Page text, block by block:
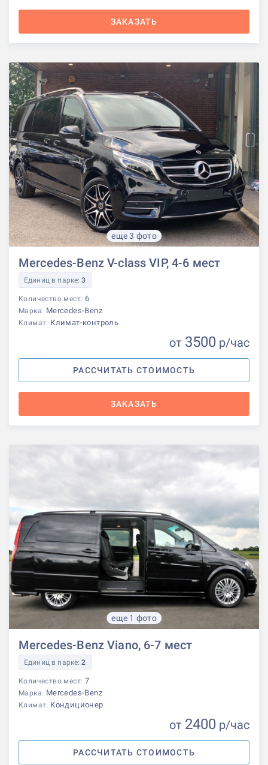
ЗАКАЗАТЬ
еще 3 фото
Mercedes-Benz V-class VIP, 4-6 мест
Единиц в парке:3
Количество мест: 6
Марка: Mercedes-Benz
Климат: Климат-контроль
от 3500 р/час
РАССЧИТАТЬ СТОИМОСТЬ
ЗАКАЗАТЬ
еще 1 фото
Mercedes-Benz Viano, 6-7 мест
Единиц в парке:2
Количество мест: 7
Марка: Mercedes-Benz
Климат: Кондиционер
от 2400 р/час
РАССЧИТАТЬ СТОИМОСТЬ